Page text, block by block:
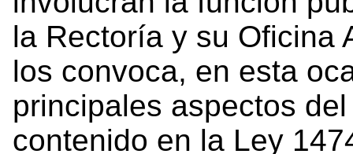
la Rectoría y su Oficina
los convoca, en esta
principales aspectos
contenido en la Ley